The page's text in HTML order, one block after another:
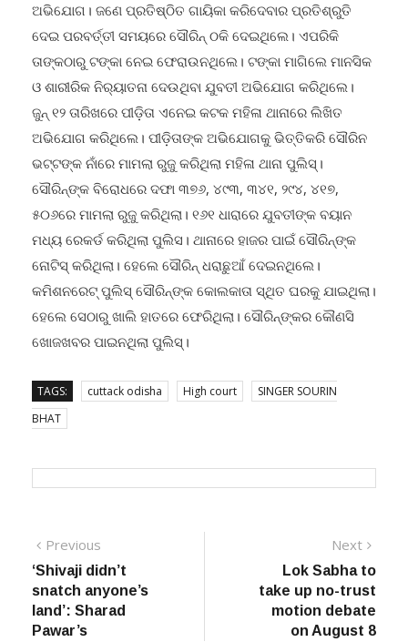
ଅଭିଯୋଗ। ଜଣେ ପ୍ରତିଷ୍ଠିତ ଗାୟିକା କରିଦେବାର ପ୍ରତିଶ୍ରୁତି
ଦେଇ ପରବର୍ତ୍ତୀ ସମୟରେ ସୌରିନ୍ ଠକି ଦେଇଥିଲେ। ଏପରିକି
ତାଙ୍କଠାରୁ ଟଙ୍କା ନେଇ ଫେରାଉନଥିଲେ। ଟଙ୍କା ମାଗିଲେ ମାନସିକ
ଓ ଶାରୀରିକ ନିର‌୍ୟାତନା ଦେଉଥିବା ଯୁବତୀ ଅଭିଯୋଗ କରିଥିଲେ।
ଜୁନ୍ ୧୨ ତାରିଖରେ ପୀଡ଼ିତା ଏନେଇ କଟକ ମହିଳା ଥାନାରେ ଲିଖିତ
ଅଭିଯୋଗ କରିଥିଲେ। ପୀଡ଼ିତାଙ୍କ ଅଭିଯୋଗକୁ ଭିତ୍ତିକରି ସୌରିନ
ଭଟ୍ଟଙ୍କ ନାଁରେ ମାମଲା ରୁଜୁ କରିଥିଲା ମହିଳା ଥାନା ପୁଲିସ୍।
ସୌରିନ୍ଙ୍କ ବିରୋଧରେ ଦଫା ୩୭୬, ୪୯୩, ୩୪୧, ୨୯୪, ୪୧୭,
୫୦୬ରେ ମାମଲା ରୁଜୁ କରିଥିଲା। ୧୬୧ ଧାରାରେ ଯୁବତୀଙ୍କ ବୟାନ
ମଧ୍ୟ ରେକର୍ଡ କରିଥିଲା ପୁଲିସ। ଥାନାରେ ହାଜର ପାଇଁ ସୌରିନ୍ଙ୍କ
ନୋଟିସ୍ କରିଥିଲା। ହେଲେ ସୌରିନ୍ ଧରାଛୁଆଁ ଦେଇନଥିଲେ।
କମିଶନରେଟ୍ ପୁଲିସ୍ ସୌରିନ୍ଙ୍କ କୋଲକାତା ସ୍ଥିତ ଘରକୁ ଯାଇଥିଲା।
ହେଲେ ସେଠାରୁ ଖାଲି ହାତରେ ଫେରିଥିଲା। ସୌରିନ୍ଙ୍କର କୌଣସି
ଖୋଜଖବର ପାଇନଥିଲା ପୁଲିସ୍।
TAGS: cuttack odisha High court
SINGER SOURIN
BHAT
Post
navigation
Previous
post:
‘Shivaji didn’t
snatch anyone’s
land’: Sharad
Pawar’s
Next
post:
Lok Sabha to
take up no-trust
motion debate
on August 8